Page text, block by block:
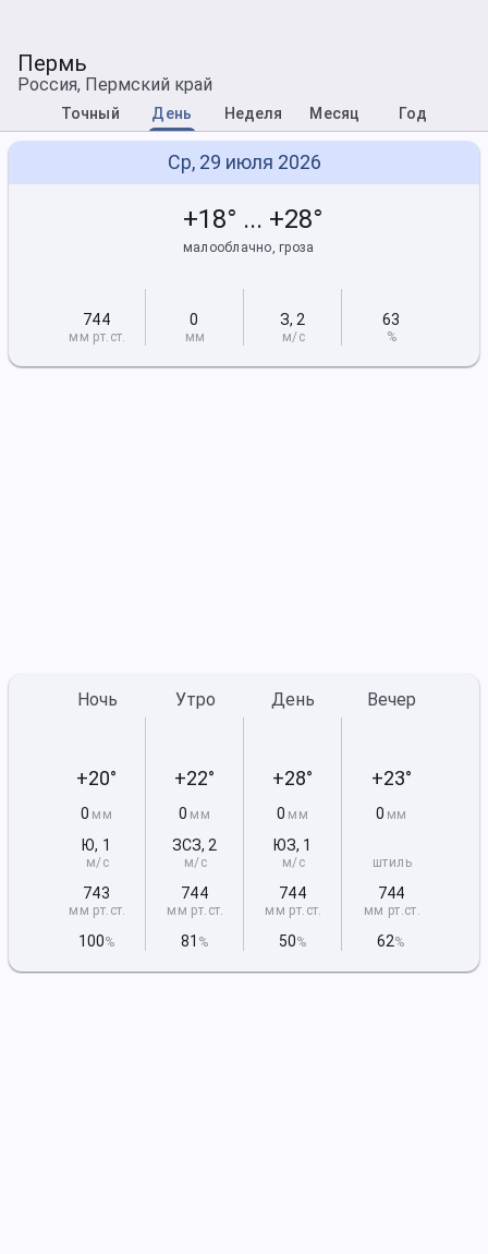
Пермь
Россия, Пермский край
Точный День Неделя Месяц Год
Ср, 29 июля 2026
+18° ... +28°
малооблачно, гроза
744
мм рт.ст.
0
мм
З, 2
м/с
63
%
Ночь
+20°
0 мм
Ю, 1
м/с
743
мм рт.ст.
100%
Утро
+22°
0 мм
ЗСЗ, 2
м/с
744
мм рт.ст.
81 %
День
+28°
0 мм
ЮЗ, 1
м/с
744
мм рт.ст.
50%
Вечер
+23°
0 мм
штиль
744
мм рт.ст.
62%